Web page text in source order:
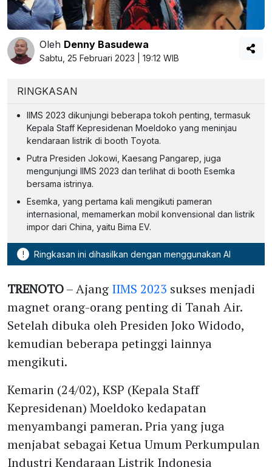
Oleh Denny Basudewa
Sabtu, 25 Februari 2023 | 19:12 WIB
RINGKASAN
IIMS 2023 dikunjungi beberapa tokoh penting, termasuk
Kepala Staff Kepresidenan Moeldoko yang meninjau
kendaraan listrik di booth Toyota.
Putra Presiden Jokowi, Kaesang Pangarep, juga
mengunjungi IIMS 2023 dan terlihat di booth Esemka
bersama istrinya.
Esemka, yang pertama kali mengikuti pameran
internasional, memamerkan mobil konvensional dan listrik
impor dari China, yaitu Bima EV.
! Ringkasan ini dihasilkan dengan menggunakan AI
TRENOTO– Ajang IIMS 2023 sukses menjadi
magnet orang-orang penting di Tanah Air.
Setelah dibuka oleh Presiden Joko Widodo,
kemudian beberapa petinggi lainnya
mengikuti.
Kemarin (24/02), KSP (Kepala Staff
Kepresidenan) Moeldoko kedapatan
menyambangi pameran. Pria yang juga
menjabat sebagai Ketua Umum Perkumpulan
Industri Kendaraan Listrik Indonesia